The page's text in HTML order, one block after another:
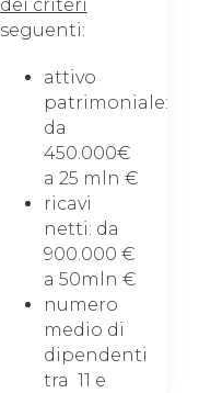
dei criteri
seguenti:
attivo
patrimoniale:
da
450.000€
a 25 mln €
ricavi
netti: da
900.000 €
a 50mln €
numero
medio di
dipendenti
tra 11 e